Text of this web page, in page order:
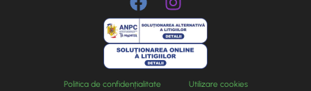
Politica de confidențialitate
Utilizare cookies